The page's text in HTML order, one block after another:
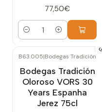
77,50€
Quantidade
B63.005|Bodegas Tradición
Bodegas Tradición
Oloroso VORS 30
Years Espanha
Jerez 75cl